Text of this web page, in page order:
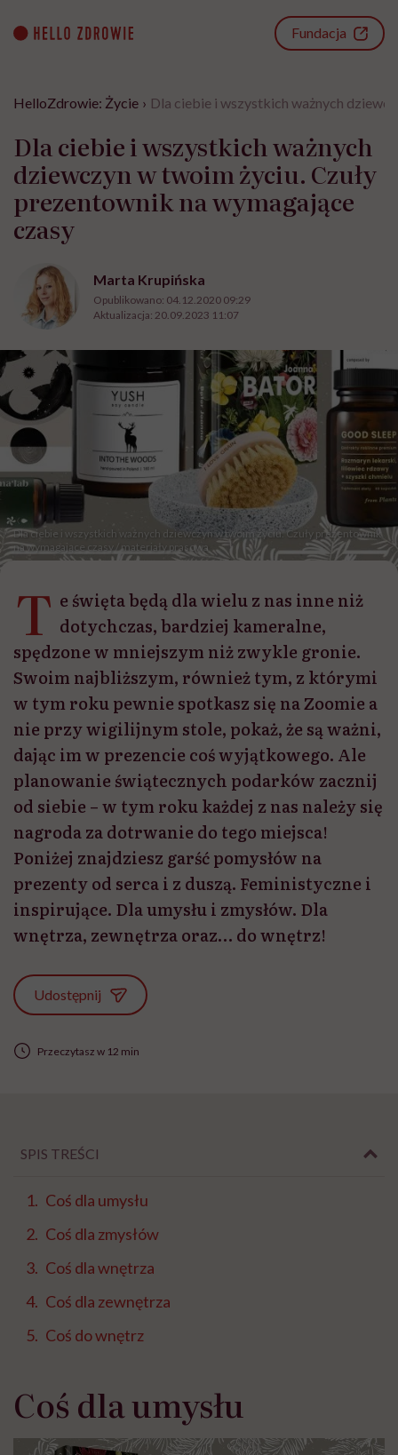
content
Fundacja
HelloZdrowie: Życie › Dla ciebie i wszystkich ważnych
Dla ciebie i wszystkich ważnych
dziewczyn w twoim życiu. Czuły
prezentownik na wymagające
czasy
Marta Krupińska
Opublikowano: 04.12.2020 09:29
Aktualizacja: 20.09.2023 11:07
Dla ciebie i wszystkich ważnych dziewczyn w twoim życiu. Czuły prezentownik
na wymagające czasy / materiały prasowa
T e święta będą dla wielu z nas inne niż
dotychczas, bardziej kameralne,
spędzone w mniejszym niż zwykle gronie.
Swoim najbliższym, również tym, z którymi
w tym roku pewnie spotkasz się na Zoomie a
nie przy wigilijnym stole, pokaż, że są ważni,
dając im w prezencie coś wyjątkowego. Ale
planowanie świątecznych podarków zacznij
od siebie – w tym roku każdej z nas należy się
nagroda za dotrwanie do tego miejsca!
Poniżej znajdziesz garść pomysłów na
prezenty od serca i z duszą. Feministyczne i
inspirujące. Dla umysłu i zmysłów. Dla
wnętrza, zewnętrza oraz… do wnętrz!
Udostępnij
Przeczytasz w 12 min
SPIS TREŚCI
Coś dla umysłu
Coś dla zmysłów
Coś dla wnętrza
Coś dla zewnętrza
Coś do wnętrz
Coś dla umysłu